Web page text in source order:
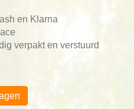
en Klarna
verpakt en verstuurd